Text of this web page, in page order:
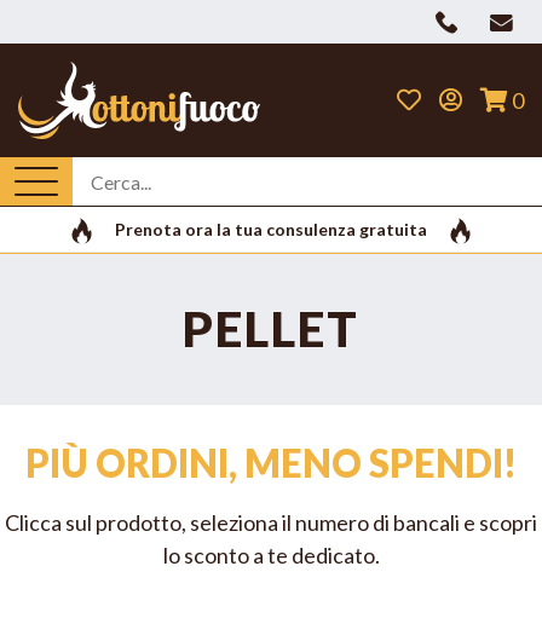
0
Prenota ora la tua consulenza gratuita
PELLET
PIÙ ORDINI, MENO SPENDI!
Clicca sul prodotto, seleziona il numero di bancali e scopri
lo sconto a te dedicato.